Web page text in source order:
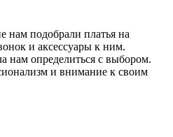
нам подобрали платья на
и аксессуары к ним.
нам определиться с выбором.
и внимание к своим